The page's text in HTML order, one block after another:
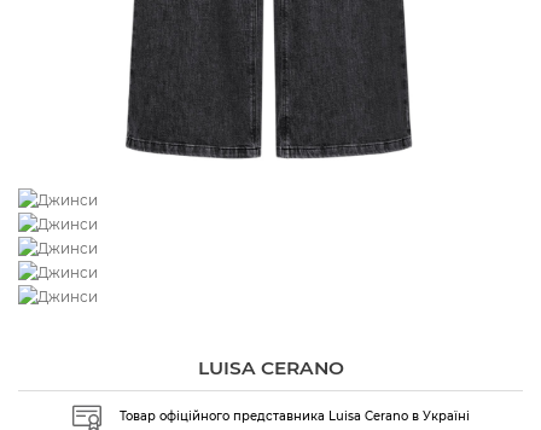
LUISA CERANO
Товар офіційного представника Luisa Cerano в Україні